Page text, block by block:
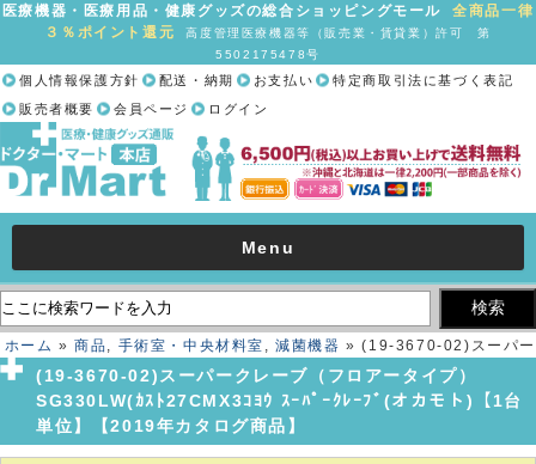
医療機器・医療用品・健康グッズの総合ショッピングモール全商品一律
３％ポイント還元
高度管理医療機器等（販売業・賃貸業）許可 第
5502175478号
個人情報保護方針 配送・納期 お支払い
特定商取引法に基づく表記
販売者概要
会員ページ ログイン
Menu
ホーム »商品, 手術室・中央材料室 ,減菌機器 » (19-3670-02)スーパー
クレーブ（フロアータイプ） SG330LW(ｶｽﾄ27CMX3ｺﾖｳ ｽｰﾊﾟｰｸﾚｰﾌﾞ
(オカモト)【1台単位】【2019年カタログ商品】
(19-3670-02)スーパークレーブ（フロアータイプ）
SG330LW(ｶｽﾄ27CMX3ｺﾖｳ ｽｰﾊﾟｰｸﾚｰﾌﾞ(オカモト)【1台
単位】【2019年カタログ商品】